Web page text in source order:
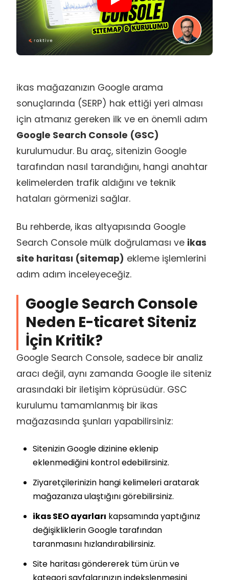
ikas mağazanızın Google arama
sonuçlarında (SERP) hak ettiği yeri alması
için atmanız gereken ilk ve en önemli adım
Google Search Console (GSC)
kurulumudur. Bu araç, sitenizin Google
tarafından nasıl tarandığını, hangi anahtar
kelimelerden trafik aldığını ve teknik
hataları görmenizi sağlar.
Bu rehberde, ikas altyapısında Google
Search Console mülk doğrulaması ve ikas
site haritası (sitemap) ekleme işlemlerini
adım adım inceleyeceğiz.
Google Search Console
Neden E-ticaret Siteniz
İçin Kritik?
Google Search Console, sadece bir analiz
aracı değil, aynı zamanda Google ile siteniz
arasındaki bir iletişim köprüsüdür. GSC
kurulumu tamamlanmış bir ikas
mağazasında şunları yapabilirsiniz:
Sitenizin Google dizinine eklenip
eklenmediğini kontrol edebilirsiniz.
Ziyaretçilerinizin hangi kelimeleri aratarak
mağazanıza ulaştığını görebilirsiniz.
ikas SEO ayarları kapsamında yaptığınız
değişikliklerin Google tarafından
taranmasını hızlandırabilirsiniz.
Site haritası göndererek tüm ürün ve